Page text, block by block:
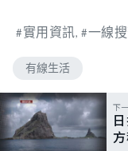
實用資訊 一線
有線生活
下